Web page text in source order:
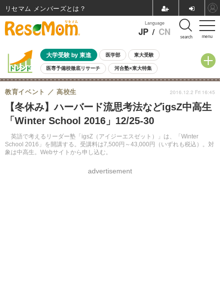
menu
Language
JP / CN search
大学受験 by 東進 医学部 東大受験
医専予備校徹底リサーチ 河合塾×東大特集
親子で考える大学選び 高校受験 中学受験 小学校受験
共通テスト 夏休み
8月開催イベント・WS 全国公立高校 過去問 人気記事
自由研究教材（小学生向け） 自由研究教材（中学生向け）
【冬休み】ハーバード流思考法などigsZ中高生
「Winter School 2016」12/25-30
英語で考えるリーダー塾「igsZ（アイジーエスゼット）」は、「Winter
School 2016」を開講する。受講料は7,500円～43,000円（いずれも税込）。対
象は中高生。Webサイトから申し込む。
教育イベント 高校生
advertisement
2016.12.2 Fri 16:45
リセマム メンバーズ